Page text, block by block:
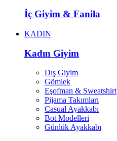
İç Giyim & Fanila
KADIN
Kadın Giyim
Dış Giyim
Gömlek
Eşofman & Sweatshirt
Pijama Takımları
Casual Ayakkabı
Bot Modelleri
Günlük Ayakkabı